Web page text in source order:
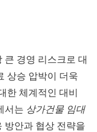
큰 경영 리스크로 대
상승 압박이 더욱
한 체계적인 대비
서는 상가건물 임대
방안과 협상 전략을